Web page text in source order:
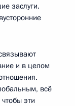
заслуги.
и в целом
всё
эти